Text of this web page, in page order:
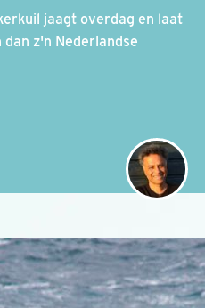
jaagt overdag en laat
z'n Nederlandse